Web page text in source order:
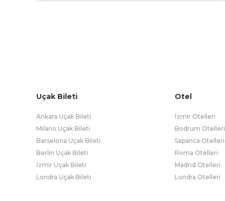
Uçak Bileti
Ankara Uçak Bileti
Milano Uçak Bileti
Barselona Uçak Bileti
Berlin Uçak Bileti
İzmir Uçak Bileti
Londra Uçak Bileti
Otel
İzmir Otelleri
Bodrum Otelleri
Sapanca Otelleri
Roma Otelleri
Madrid Otelleri
Londra Otelleri